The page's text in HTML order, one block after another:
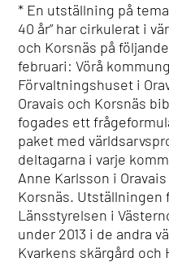
* En utställning på
40 år” har cirkulerat i
och Korsnäs på
februari: Vörå
Förvaltningshuset i
Oravais och Korsnäs
fogades ett
paket med
deltagarna i varje
Anne Karlsson i
Korsnäs.
Länsstyrelsen i
under 2013 i de andra
Kvarkens skärgård och